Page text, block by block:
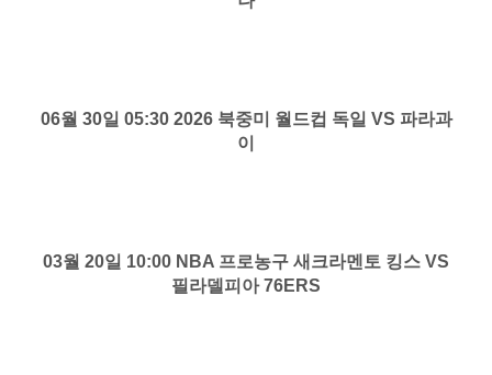
06월 30일 05:30 2026 북중미 월드컵 독일 VS 파라과
이
03월 20일 10:00 NBA 프로농구 새크라멘토 킹스 VS
필라델피아 76ERS